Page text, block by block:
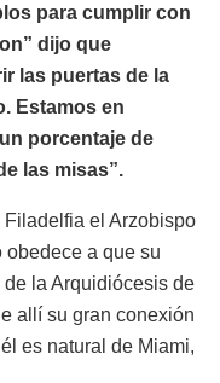
para cumplir con
dijo que
las puertas de la
Estamos en
porcentaje de
las misas”.
el Arzobispo
obedece a que su
la Arquidiócesis de
allí su gran conexión
es natural de Miami,